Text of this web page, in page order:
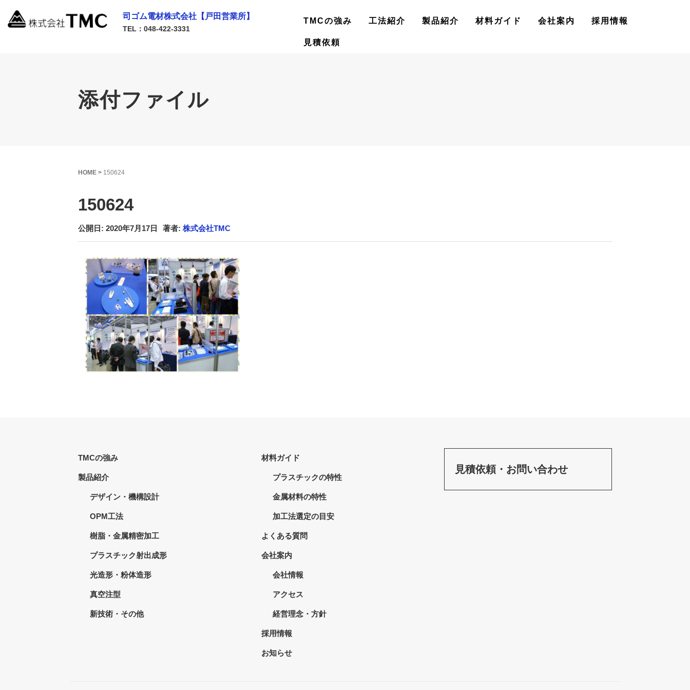
司ゴム電材株式会社【戸田営業所】
TEL：048-422-3331
TMCの強み 工法紹介 製品紹介 材料ガイド 会社案内 採用情報
見積依頼
添付ファイル
HOME > 150624
150624
公開日: 2020年7月17日 著者: 株式会社TMC
TMCの強み
製品紹介
デザイン・機構設計
OPM工法
樹脂・金属精密加工
プラスチック射出成形
光造形・粉体造形
真空注型
新技術・その他
材料ガイド
プラスチックの特性
金属材料の特性
加工法選定の目安
よくある質問
会社案内
会社情報
アクセス
経営理念・方針
採用情報
お知らせ
見積依頼・お問い合わせ